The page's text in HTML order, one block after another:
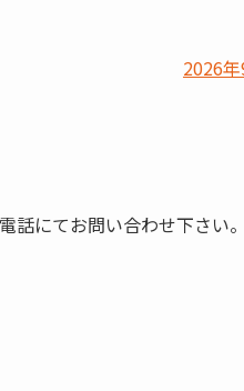
2026
話にてお問い合わせ下さい